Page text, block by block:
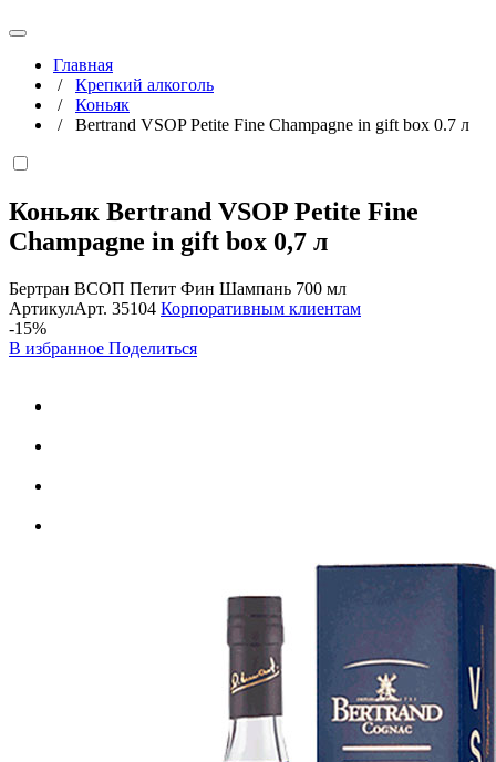
Главная
/ Крепкий алкоголь
/ Коньяк
/ Bertrand VSOP Petite Fine Champagne in gift box 0.7 л
Коньяк Bertrand VSOP Petite Fine
Champagne in gift box 0,7 л
Бертран ВСОП Петит Фин Шампань 700 мл
АртикулАрт. 35104 Корпоративным клиентам
-15%
В избранное Поделиться